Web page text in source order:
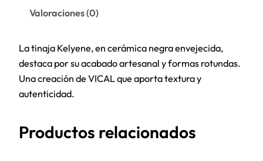
Valoraciones (0)
La tinaja Kelyene, en cerámica negra envejecida,
destaca por su acabado artesanal y formas rotundas.
Una creación de VICAL que aporta textura y
autenticidad.
Productos relacionados